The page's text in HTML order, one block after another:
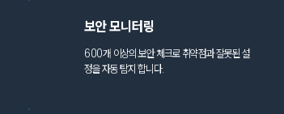
보안 모니터링
600개 이상의 보안 체크로 취약점과 잘못된 설
정을 자동 탐지 합니다.